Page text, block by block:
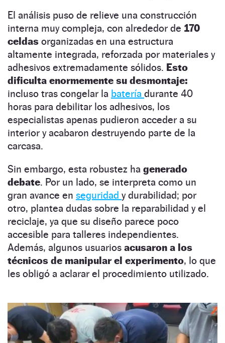
El análisis puso de relieve una construcción
interna muy compleja, con alrededor de 170
celdas organizadas en una estructura
altamente integrada, reforzada por materiales y
adhesivos extremadamente sólidos. Esto
dificulta enormemente su desmontaje:
incluso tras congelar la batería durante 40
horas para debilitar los adhesivos, los
especialistas apenas pudieron acceder a su
interior y acabaron destruyendo parte de la
carcasa.
Sin embargo, esta robustez ha generado
debate. Por un lado, se interpreta como un
gran avance en seguridad y durabilidad; por
otro, plantea dudas sobre la reparabilidad y el
reciclaje, ya que su diseño parece poco
accesible para talleres independientes.
Además, algunos usuarios acusaron a los
técnicos de manipular el experimento, lo que
les obligó a aclarar el procedimiento utilizado.